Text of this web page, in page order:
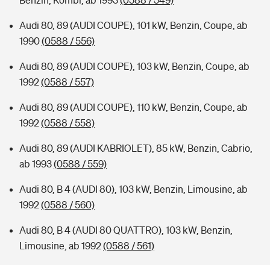
Audi 80, 89 (AUDI COUPE), 101 kW, Benzin, Coupe, ab
1990(0588 / 556)
Audi 80, 89 (AUDI COUPE), 103 kW, Benzin, Coupe, ab
1992(0588 / 557)
Audi 80, 89 (AUDI COUPE), 110 kW, Benzin, Coupe, ab
1992(0588 / 558)
Audi 80, 89 (AUDI KABRIOLET), 85 kW, Benzin, Cabrio,
ab 1993(0588 / 559)
Audi 80, B 4 (AUDI 80), 103 kW, Benzin, Limousine, ab
1992(0588 / 560)
Audi 80, B 4 (AUDI 80 QUATTRO), 103 kW, Benzin,
Limousine, ab 1992(0588 / 561)